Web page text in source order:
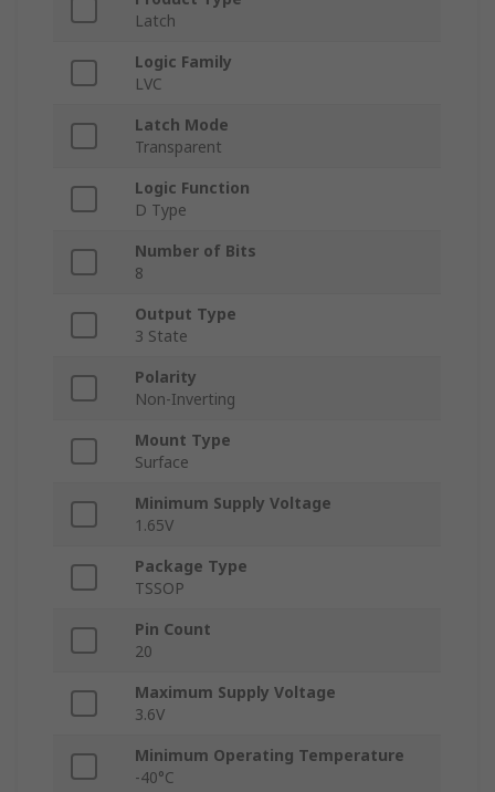
Latch
Logic Family
LVC
Latch Mode
Transparent
Logic Function
D Type
Number of Bits
8
Output Type
3 State
Polarity
Non-Inverting
Mount Type
Surface
Minimum Supply Voltage
1.65V
Package Type
TSSOP
Pin Count
20
Maximum Supply Voltage
3.6V
Minimum Operating Temperature
-40°C